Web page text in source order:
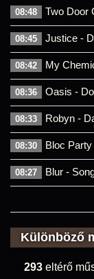
08:48 Two Door
08:45 Justice -
08:42 My
08:36 Oasis -
08:33 Robyn -
08:30 Bloc Party
08:27 Blur -
Különböző
293 eltérő